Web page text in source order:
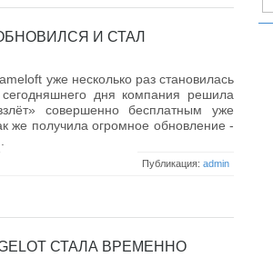
И СТАЛ
уже несколько раз становилась
дня компания решила
совершенно бесплатным уже
же получила огромное обновление -
Публикация: admin
СТАЛА ВРЕМЕННО